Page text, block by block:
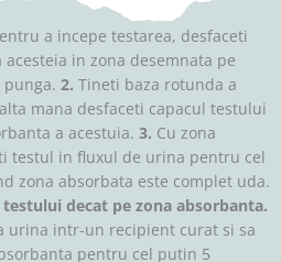
a incepe testarea, desfaceti
in zona desemnata pe
2. Tineti baza rotunda a
mana desfaceti capacul testului
a acestuia. 3. Cu zona
testul in fluxul de urina pentru cel
zona absorbata este complet uda.
decat pe zona absorbanta.
urina intr-un recipient curat si sa
pentru cel putin 5